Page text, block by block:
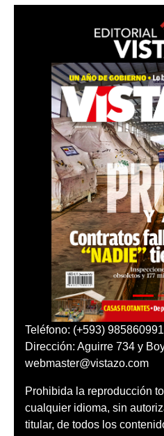
Teléfono: (+593)
Dirección: Aguirre 734 y
webmaster@vistazo.com
Prohibida la reproducción
cualquier idioma, sin
titular, de todos los